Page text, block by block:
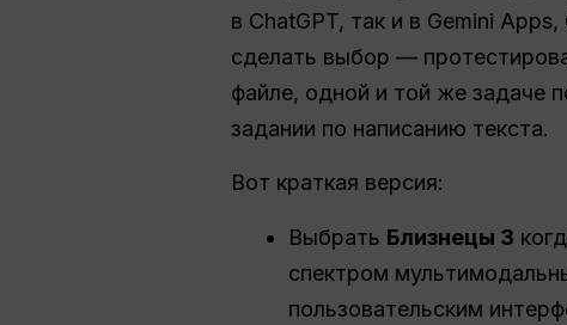
в ChatGPT, так и в Gemini
сделать выбор —
файле, одной и той же задаче
задании по написанию текста.
Вот краткая версия:
Выбрать Близнецы 3
спектром
пользовательским